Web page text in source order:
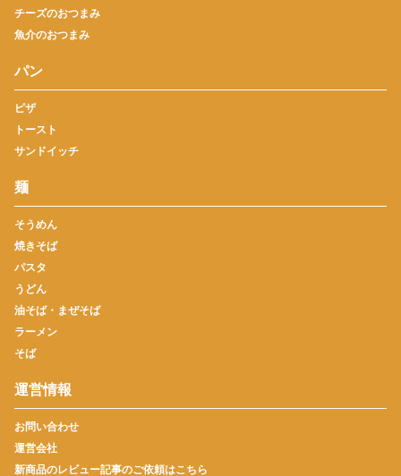
チーズのおつまみ
魚介のおつまみ
パン
ピザ
トースト
サンドイッチ
麺
そうめん
焼きそば
パスタ
うどん
油そば・まぜそば
ラーメン
そば
運営情報
お問い合わせ
運営会社
新商品のレビュー記事のご依頼はこちら